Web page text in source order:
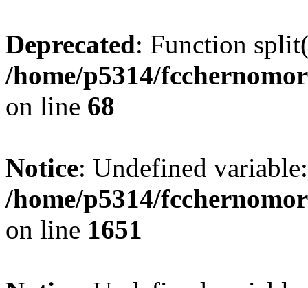
Deprecated: Function
/home/p5314/
on line 68
Notice: Undefined
/home/p5314/
on line 1651